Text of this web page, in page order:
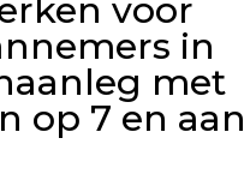
voor
in
met
op 7 en aan